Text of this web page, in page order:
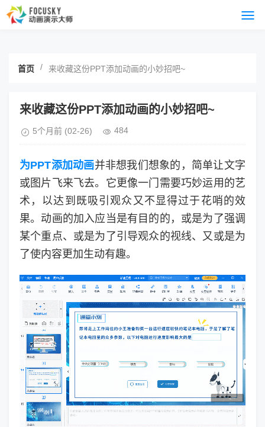
首页 / 来收藏这份PPT添加动画的小妙招吧~
来收藏这份PPT添加动画的小妙招吧~
5个月前 (02-26) 484
为PPT添加动画并非想我们想象的，简单让文字
或图片飞来飞去。它更像一门需要巧妙运用的艺
术，以达到既吸引观众又不显得过于花哨的效
果。动画的加入应当是有目的的，或是为了强调
某个重点、或是为了引导观众的视线、又或是为
了使内容更加生动有趣。